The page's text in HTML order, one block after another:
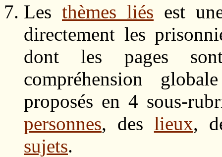
Les thèmes liés est
directement les
dont les pages
compréhension
proposés en 4 sous-
personnes, des lieux,
sujets.